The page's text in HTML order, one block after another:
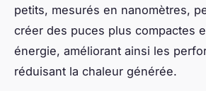
petits, mesurés en nanomètres,
créer des puces plus compactes
énergie, améliorant ainsi les
réduisant la chaleur générée.